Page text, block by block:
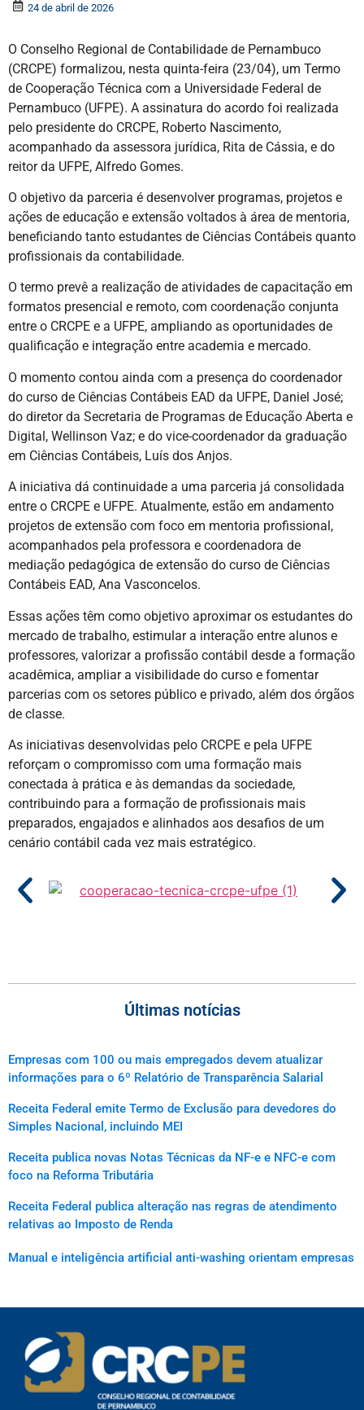
24 de abril de 2026
O Conselho Regional de Contabilidade de Pernambuco
(CRCPE) formalizou, nesta quinta-feira (23/04), um Termo
de Cooperação Técnica com a Universidade Federal de
Pernambuco (UFPE). A assinatura do acordo foi realizada
pelo presidente do CRCPE, Roberto Nascimento,
acompanhado da assessora jurídica, Rita de Cássia, e do
reitor da UFPE, Alfredo Gomes.
O objetivo da parceria é desenvolver programas, projetos e
ações de educação e extensão voltados à área de mentoria,
beneficiando tanto estudantes de Ciências Contábeis quanto
profissionais da contabilidade.
O termo prevê a realização de atividades de capacitação em
formatos presencial e remoto, com coordenação conjunta
entre o CRCPE e a UFPE, ampliando as oportunidades de
qualificação e integração entre academia e mercado.
O momento contou ainda com a presença do coordenador
do curso de Ciências Contábeis EAD da UFPE, Daniel José;
do diretor da Secretaria de Programas de Educação Aberta e
Digital, Wellinson Vaz; e do vice-coordenador da graduação
em Ciências Contábeis, Luís dos Anjos.
A iniciativa dá continuidade a uma parceria já consolidada
entre o CRCPE e UFPE. Atualmente, estão em andamento
projetos de extensão com foco em mentoria profissional,
acompanhados pela professora e coordenadora de
mediação pedagógica de extensão do curso de Ciências
Contábeis EAD, Ana Vasconcelos.
Essas ações têm como objetivo aproximar os estudantes do
mercado de trabalho, estimular a interação entre alunos e
professores, valorizar a profissão contábil desde a formação
acadêmica, ampliar a visibilidade do curso e fomentar
parcerias com os setores público e privado, além dos órgãos
de classe.
As iniciativas desenvolvidas pelo CRCPE e pela UFPE
reforçam o compromisso com uma formação mais
conectada à prática e às demandas da sociedade,
contribuindo para a formação de profissionais mais
preparados, engajados e alinhados aos desafios de um
cenário contábil cada vez mais estratégico.
Últimas notícias
Empresas com 100 ou mais empregados devem atualizar
informações para o 6º Relatório de Transparência Salarial
Receita Federal emite Termo de Exclusão para devedores do
Simples Nacional, incluindo MEI
Receita publica novas Notas Técnicas da NF-e e NFC-e com
foco na Reforma Tributária
Receita Federal publica alteração nas regras de atendimento
relativas ao Imposto de Renda
Manual e inteligência artificial anti-washing orientam empresas